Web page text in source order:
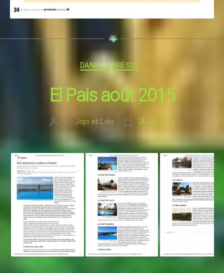
Catégories
DANS LA PRESSE
El Pais août 2015
Auteur
l’article
Par Jojo et Lolo
Date
l’article
24/09/2015